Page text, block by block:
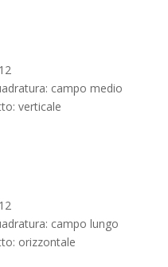
campo medio
verticale
campo lungo
orizzontale